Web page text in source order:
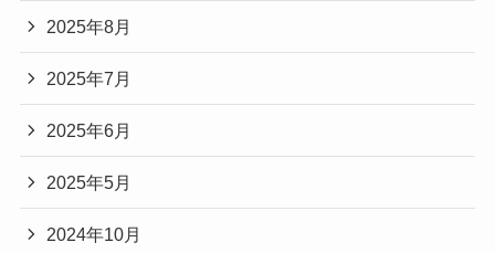
2025年8月
2025年7月
2025年6月
2025年5月
2024年10月